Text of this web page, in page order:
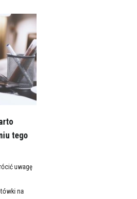
tego
uwagę
na